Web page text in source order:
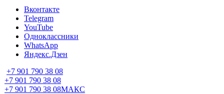
Вконтакте
Telegram
YouTube
Одноклассники
WhatsApp
Яндекс.Дзен
+7 901 790 38 08
+7 901 790 38 08
+7 901 790 38 08МАКС